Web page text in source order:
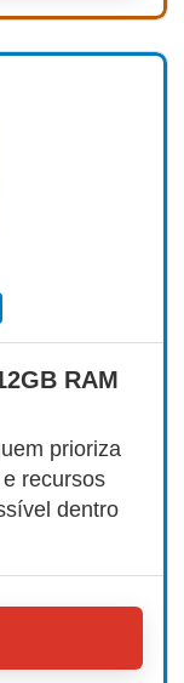
RAM
prioriza
recursos
dentro